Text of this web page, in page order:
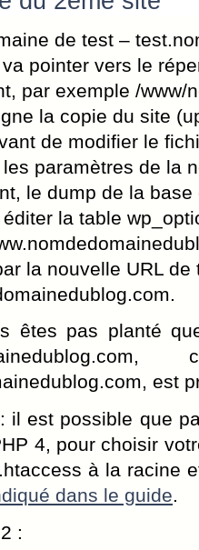
de test –
pointer vers le
par exemple /www/
la copie du site
de modifier le
paramètres de la
le dump de la
la table
la nouvelle URL de
êtes pas planté
est
il est possible que
4, pour choisir
à la racine
dans le guide.
: